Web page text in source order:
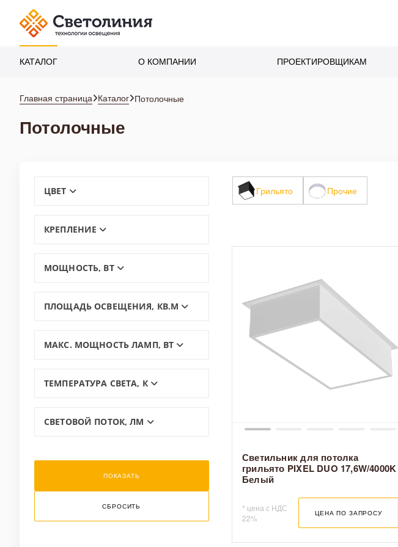
КАТАЛОГ
Подвесные
Потолочные
О КОМПАНИИ ПРОЕКТИРОВЩИКАМ
Главная страница Каталог Потолочные
Потолочные
ЦВЕТ
КРЕПЛЕНИЕ
МОЩНОСТЬ, ВТ
ПЛОЩАДЬ ОСВЕЩЕНИЯ, КВ.М
МАКС. МОЩНОСТЬ ЛАМП, ВТ
ТЕМПЕРАТУРА СВЕТА, К
СВЕТОВОЙ ПОТОК, ЛМ
Грильято Прочие
Светильник для потолка
грильято PIXEL DUO 17,6W/4000K
Белый
* цена с НДС
22%
ЦЕНА ПО ЗАПРОСУ